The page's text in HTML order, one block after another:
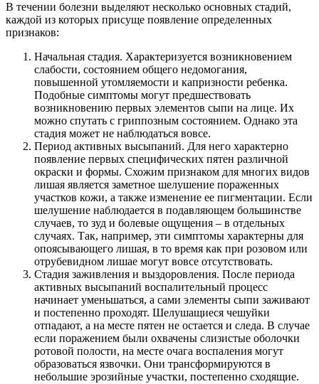
В течении болезни выделяют несколько основных стадий,
каждой из которых присуще появление определенных
признаков:
Начальная стадия. Характеризуется возникновением
слабости, состоянием общего недомогания,
повышенной утомляемости и капризности ребенка.
Подобные симптомы могут предшествовать
возникновению первых элементов сыпи на лице. Их
можно спутать с гриппозным состоянием. Однако эта
стадия может не наблюдаться вовсе.
Период активных высыпаний. Для него характерно
появление первых специфических пятен различной
окраски и формы. Схожим признаком для многих видов
лишая является заметное шелушение пораженных
участков кожи, а также изменение ее пигментации. Если
шелушение наблюдается в подавляющем большинстве
случаев, то зуд и болевые ощущения – в отдельных
случаях. Так, например, эти симптомы характерны для
опоясывающего лишая, в то время как при розовом или
отрубевидном лишае могут вовсе отсутствовать.
Стадия заживления и выздоровления. После периода
активных высыпаний воспалительный процесс
начинает уменьшаться, а сами элементы сыпи заживают
и постепенно проходят. Шелушащиеся чешуйки
отпадают, а на месте пятен не остается и следа. В случае
если поражением были охвачены слизистые оболочки
ротовой полости, на месте очага воспаления могут
образоваться язвочки. Они трансформируются в
небольшие эрозийные участки, постепенно сходящие.